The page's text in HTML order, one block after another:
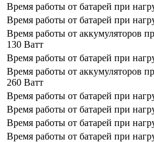
Время работы от батарей при
Время работы от батарей при
Время работы от аккумуляторов
130 Ватт
Время работы от батарей при
Время работы от аккумуляторов
260 Ватт
Время работы от батарей при
Время работы от батарей при
Время работы от батарей при
Время работы от батарей при